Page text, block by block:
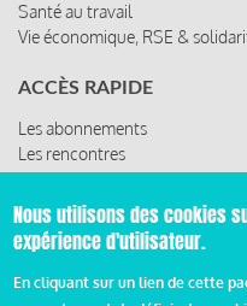
Santé au travail
Vie économique, RSE &
ACCÈS RAPIDE
Les abonnements
Les rencontres
Les ressources
© 2019 Miroir
Nous utilisons des cookies
expérience d'utilisateur.
En cliquant sur un lien de cette